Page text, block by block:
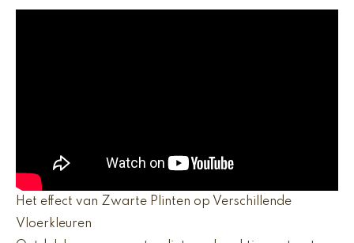
Het effect van Zwarte Plinten op Verschillende
Vloerkleuren